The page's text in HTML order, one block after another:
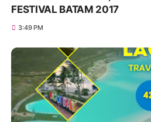
FESTIVAL BATAM 2017
3:49 PM